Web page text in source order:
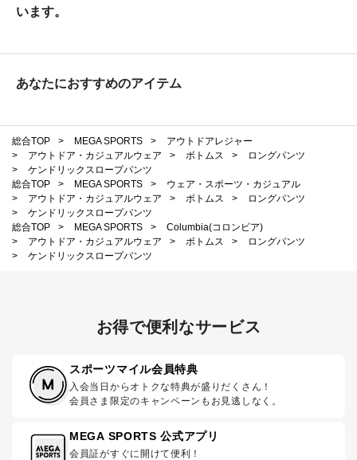
います。
あなたにおすすめのアイテム
総合TOP > MEGA SPORTS >
アウトドアレジャー
>
アウトドア・カジュアルウェア > ボトムス >
ロングパンツ
>
ケンドリックスロープパンツ
総合TOP
> MEGA SPORTS >
ウェア・スポーツ・カジュアル
>
アウトドア・カジュアルウェア > ボトムス >
ロングパンツ
>
ケンドリックスロープパンツ
総合TOP
> MEGA SPORTS >
Columbia(コロンビア)
>
アウトドア・カジュアルウェア > ボトムス >
ロングパンツ
>
ケンドリックスロープパンツ
お得で便利なサービス
スポーツマイル会員特典
入会当日からオトクな特典が盛りだくさん！
会員さま限定のキャンペーンもお見逃しなく。
MEGA SPORTS 公式アプリ
会員証がすぐに開けて便利！